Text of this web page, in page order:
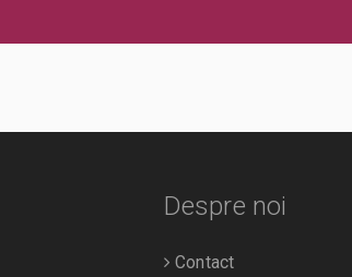
Despre noi
Contact